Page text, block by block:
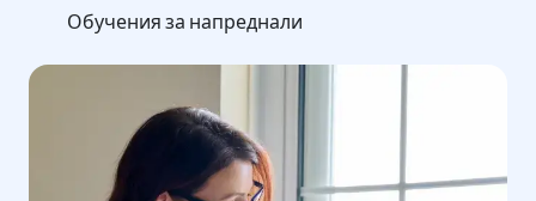
Обучения за напреднали